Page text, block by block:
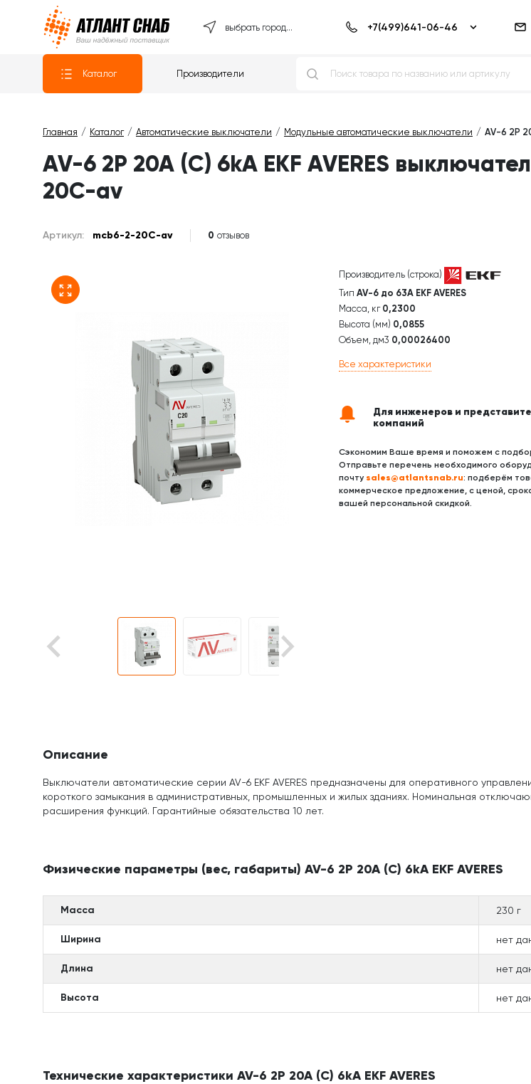
Атлантснаб
выбрать город...
Каталог Производители
Главная Каталог Автоматические выключатели Модульные автоматические выключатели AV-6 2P
AV-6 2P 20A (C) 6kA EKF AVERES
20C-av
Артикул: mcb6-2-20C-av
Производитель (строка)
Тип AV-6 до 63А EKF AVERES
Масса, кг 0,2300
Высота (мм) 0,0855
Объем, дм3 0,00026400
Все характеристики
Для инженеров и
компаний
Сэкономим Ваше время и поможем с
Отправьте перечень необходимого
почту sales@atlantsnab.ru: подберём
коммерческое предложение, с ценой,
вашей персональной скидкой.
Описание
Выключатели автоматические серии AV-6 EKF AVERES предназначены для оперативного
короткого замыкания в административных, промышленных и жилых зданиях. Номинальная
расширения функций. Гарантийные обязательства 10 лет.
Физические параметры (вес, габариты) AV-6 2P 20A (C) 6kA EKF AVERES
Масса 230 г
Ширина нет
Длина нет
Высота нет
Технические характеристики AV-6 2P 20A (C) 6kA EKF AVERES